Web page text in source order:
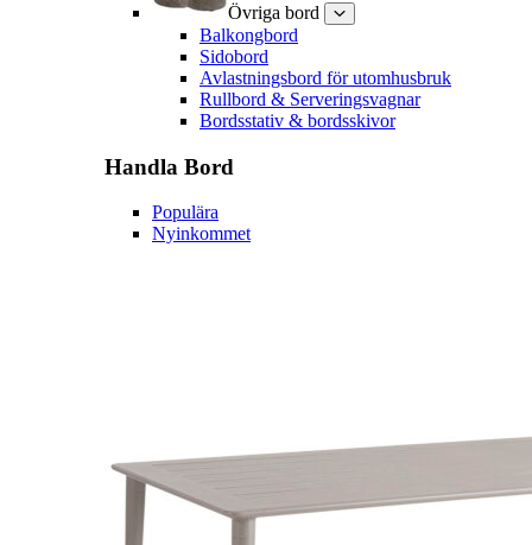
Övriga bord
Balkongbord
Sidobord
Avlastningsbord för utomhusbruk
Rullbord & Serveringsvagnar
Bordsstativ & bordsskivor
Handla Bord
Populära
Nyinkommet